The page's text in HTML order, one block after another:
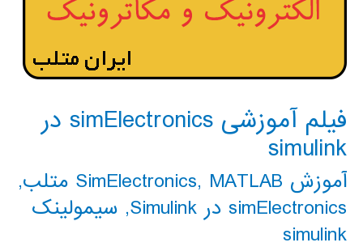
فیلم آموزشی simElectronics در
simulink
آموزش SimElectronics , MATLAB متلب
,
simElectronics در Simulink
, سیمولینک
simulink